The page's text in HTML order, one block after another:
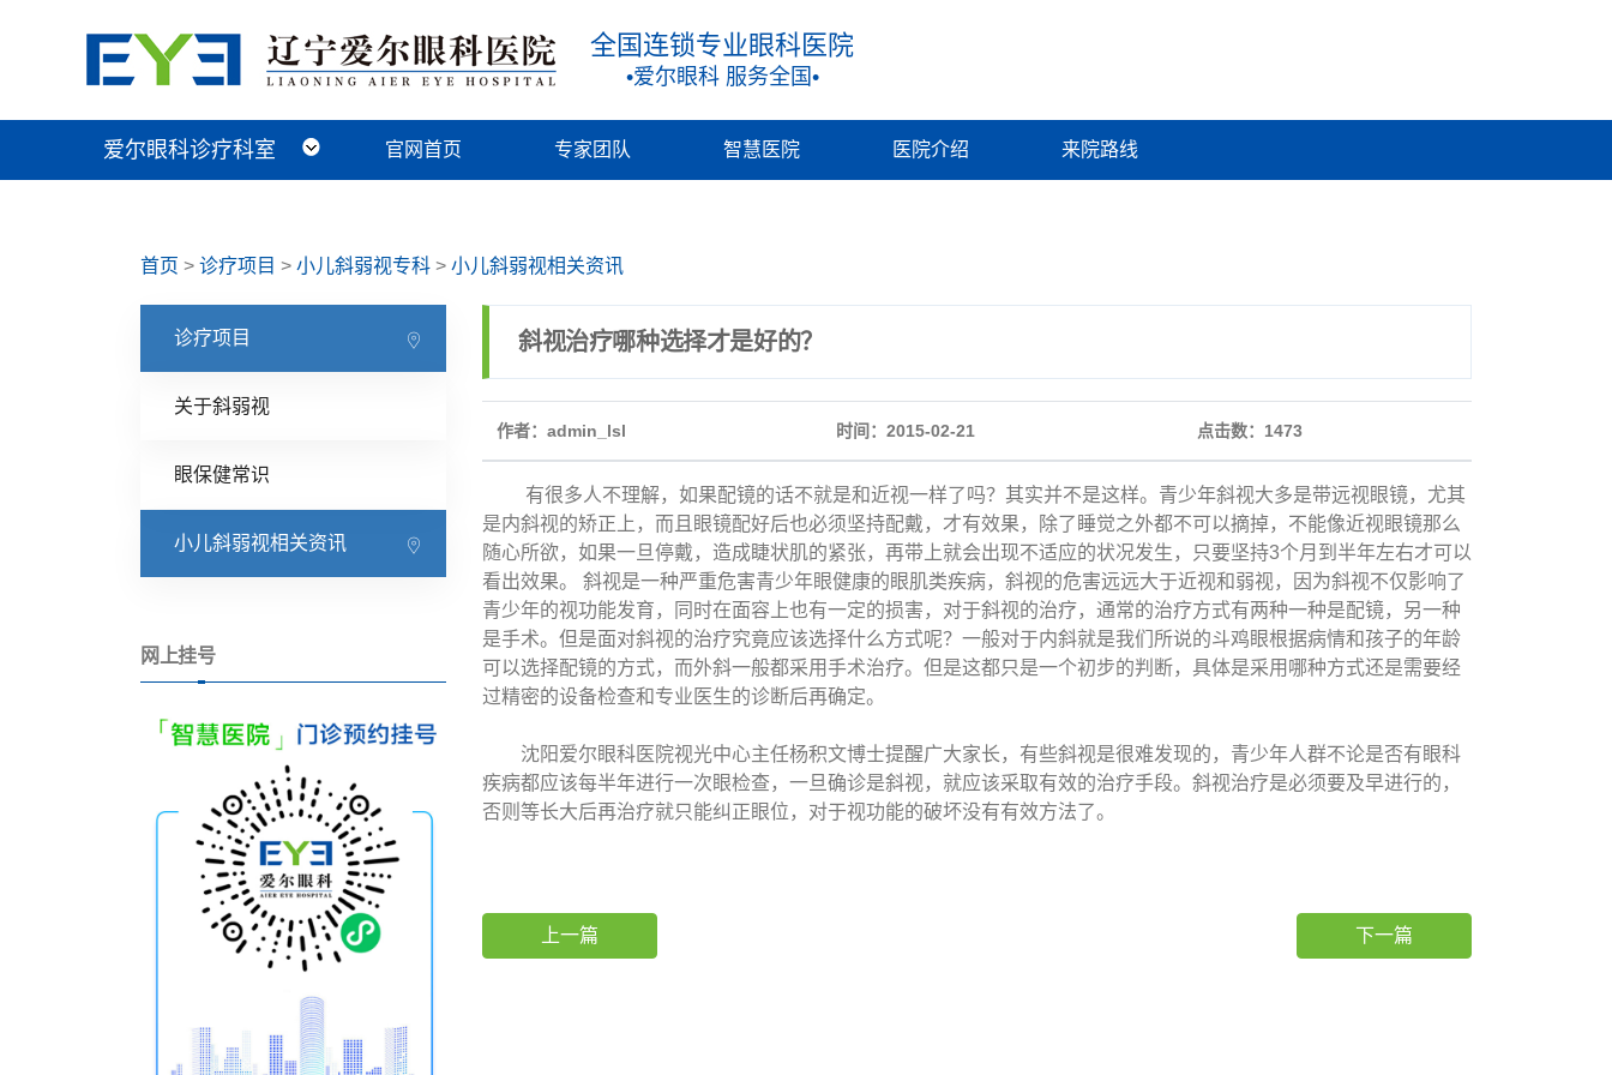
全国连锁专业眼科医院
•爱尔眼科 服务全国•
爱尔眼科诊疗科室
近视手术科
视光及小儿眼病科
白内障科
青光眼科
角膜眼表科
整形眼眶科
眼底病科
中医眼科 官网首页 专家团队 智慧医院 医院介绍 来院路线
首页 > 诊疗项目 > 小儿斜弱视专科 > 小儿斜弱视相关资讯
诊疗项目
关于斜弱视
眼保健常识
小儿斜弱视相关资讯
网上挂号
斜视治疗哪种选择才是好的？
作者：admin_lsl 时间：2015-02-21 点击数： 1473
有很多人不理解，如果配镜的话不就是和近视一样了吗？其实并不是这样。青少年斜视大多是带远视眼镜，尤其
是内斜视的矫正上，而且眼镜配好后也必须坚持配戴，才有效果，除了睡觉之外都不可以摘掉，不能像近视眼镜那么
随心所欲，如果一旦停戴，造成睫状肌的紧张，再带上就会出现不适应的状况发生，只要坚持3个月到半年左右才可以
看出效果。 斜视是一种严重危害青少年眼健康的眼肌类疾病，斜视的危害远远大于近视和弱视，因为斜视不仅影响了
青少年的视功能发育，同时在面容上也有一定的损害，对于斜视的治疗，通常的治疗方式有两种一种是配镜，另一种
是手术。但是面对斜视的治疗究竟应该选择什么方式呢？一般对于内斜就是我们所说的斗鸡眼根据病情和孩子的年龄
可以选择配镜的方式，而外斜一般都采用手术治疗。但是这都只是一个初步的判断，具体是采用哪种方式还是需要经
过精密的设备检查和专业医生的诊断后再确定。
沈阳爱尔眼科医院视光中心主任杨积文博士提醒广大家长，有些斜视是很难发现的，青少年人群不论是否有眼科
疾病都应该每半年进行一次眼检查，一旦确诊是斜视，就应该采取有效的治疗手段。斜视治疗是必须要及早进行的，
否则等长大后再治疗就只能纠正眼位，对于视功能的破坏没有有效方法了。
上一篇 下一篇